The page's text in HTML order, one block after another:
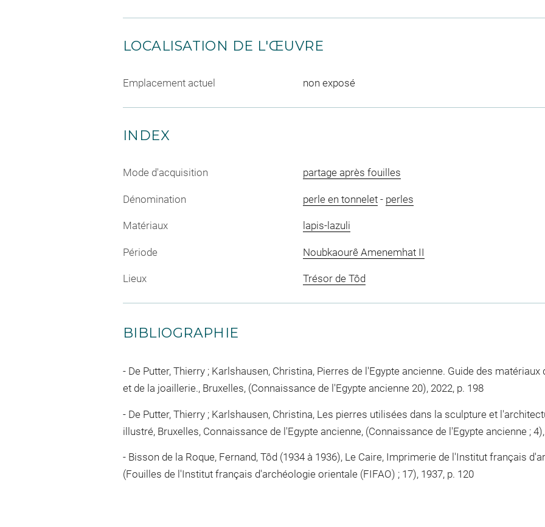
LOCALISATION DE L'ŒUVRE
Emplacement actuel non exposé
INDEX
Mode d'acquisition partage après fouilles
Dénomination perle en tonnelet- perles
Matériaux lapis-lazuli
Période Noubkaourê Amenemhat II
Lieux Trésor de Tôd
BIBLIOGRAPHIE
De Putter, Thierry ; Karlshausen, Christina, Pierres de l'Egypte ancienne. Guide des
et de la joaillerie., Bruxelles, (Connaissance de l'Egypte ancienne 20), 2022, p. 198
De Putter, Thierry ; Karlshausen, Christina, Les pierres utilisées dans la sculpture et
illustré, Bruxelles, Connaissance de l'Egypte ancienne, (Connaissance de l'Egypte ancienne ;
Bisson de la Roque, Fernand, Tôd (1934 à 1936), Le Caire, Imprimerie de l'Institut français
(Fouilles de l'Institut français d'archéologie orientale (FIFAO) ; 17), 1937, p. 120